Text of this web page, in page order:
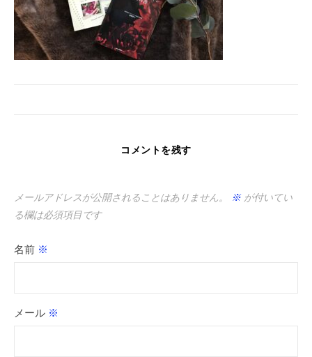
コメントを残す
メールアドレスが公開されることはありません。 ※が付いてい
る欄は必須項目です
名前 ※
メール ※